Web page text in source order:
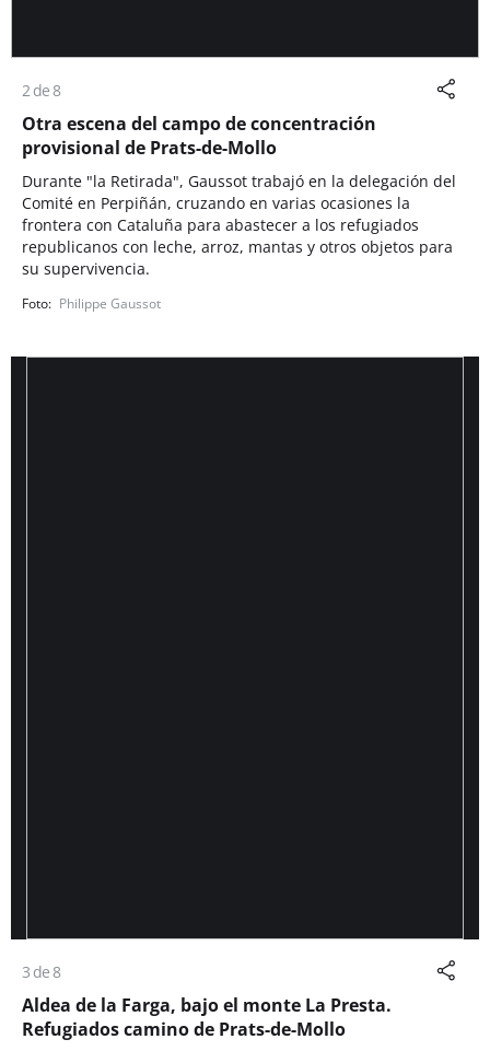
2 de 8
Otra escena del campo de concentración
provisional de Prats-de-Mollo
Durante "la Retirada", Gaussot trabajó en la delegación del
Comité en Perpiñán, cruzando en varias ocasiones la
frontera con Cataluña para abastecer a los refugiados
republicanos con leche, arroz, mantas y otros objetos para
su supervivencia.
Philippe Gaussot
3 de 8
Aldea de la Farga, bajo el monte La Presta.
Refugiados camino de Prats-de-Mollo